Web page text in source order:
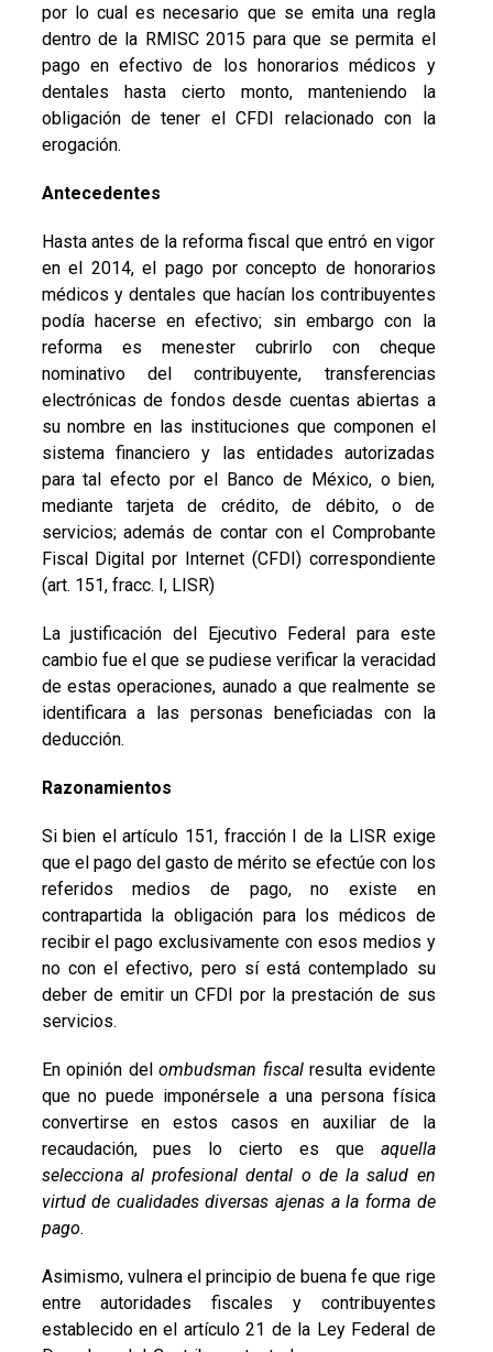
por lo cual es necesario que se emita una regla
dentro de la RMISC 2015 para que se permita el
pago en efectivo de los honorarios médicos y
dentales hasta cierto monto, manteniendo la
obligación de tener el CFDI relacionado con la
erogación.
Antecedentes
Hasta antes de la reforma fiscal que entró en vigor
en el 2014, el pago por concepto de honorarios
médicos y dentales que hacían los contribuyentes
podía hacerse en efectivo; sin embargo con la
reforma es menester cubrirlo con cheque
nominativo del contribuyente, transferencias
electrónicas de fondos desde cuentas abiertas a
su nombre en las instituciones que componen el
sistema financiero y las entidades autorizadas
para tal efecto por el Banco de México, o bien,
mediante tarjeta de crédito, de débito, o de
servicios; además de contar con el Comprobante
Fiscal Digital por Internet (CFDI) correspondiente
(art. 151, fracc. I, LISR)
La justificación del Ejecutivo Federal para este
cambio fue el que se pudiese verificar la veracidad
de estas operaciones, aunado a que realmente se
identificara a las personas beneficiadas con la
deducción.
Razonamientos
Si bien el artículo 151, fracción I de la LISR exige
que el pago del gasto de mérito se efectúe con los
referidos medios de pago, no existe en
contrapartida la obligación para los médicos de
recibir el pago exclusivamente con esos medios y
no con el efectivo, pero sí está contemplado su
deber de emitir un CFDI por la prestación de sus
servicios.
En opinión del ombudsman fiscalresulta evidente
que no puede imponérsele a una persona física
convertirse en estos casos en auxiliar de la
recaudación, pues lo cierto es que aquella
selecciona al profesional dental o de la salud en
virtud de cualidades diversas ajenas a la forma de
pago.
Asimismo, vulnera el principio de buena fe que rige
entre autoridades fiscales y contribuyentes
establecido en el artículo 21 de la Ley Federal de